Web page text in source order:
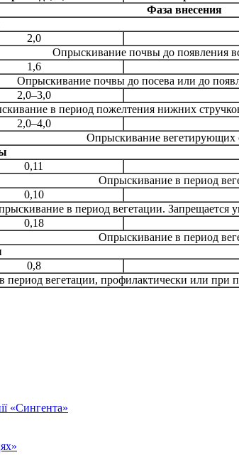
Фаза внесения
2,0
Опрыскивание почвы до появления
1,6
Опрыскивание почвы до посева или до
2,0–3,0
в период пожелтения нижних
2,0–4,0
Опрыскивание вегетирующих
0,11
Опрыскивание в период
0,10
в период вегетации. Запрещается
0,18
Опрыскивание в период
0,8
период вегетации, профилактически или при
«Сингента»